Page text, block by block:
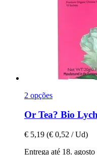
2 opções
Or Tea? Bio
€ 5,19 (€ 0,52 / Ud)
Entrega até 18. agosto